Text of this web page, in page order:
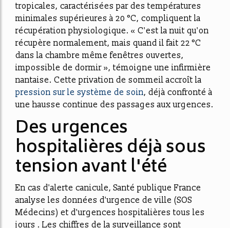
tropicales, caractérisées par des températures
minimales supérieures à 20 °C, compliquent la
récupération physiologique. « C'est la nuit qu'on
récupère normalement, mais quand il fait 22 °C
dans la chambre même fenêtres ouvertes,
impossible de dormir », témoigne une infirmière
nantaise. Cette privation de sommeil accroît la
pression sur le système de soin, déjà confronté à
une hausse continue des passages aux urgences.
Des urgences
hospitalières déjà sous
tension avant l'été
En cas d'alerte canicule, Santé publique France
analyse les données d'urgence de ville (SOS
Médecins) et d'urgences hospitalières tous les
jours . Les chiffres de la surveillance sont